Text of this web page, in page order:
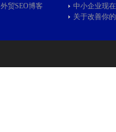
外贸SEO博客
中小企业现
关于改善你